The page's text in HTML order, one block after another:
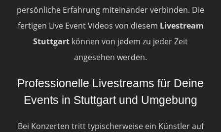
persönliche Erfahrung miteinander verbinden. Die
fertigen Live Event Videos von diesem Livestream
Stuttgart können von jedem zu jeder Zeit
angesehen werden.
Professionelle Livestreams für Deine
Events in Stuttgart und Umgebung
Bei Konzerten tritt typischerweise ein Künstler auf